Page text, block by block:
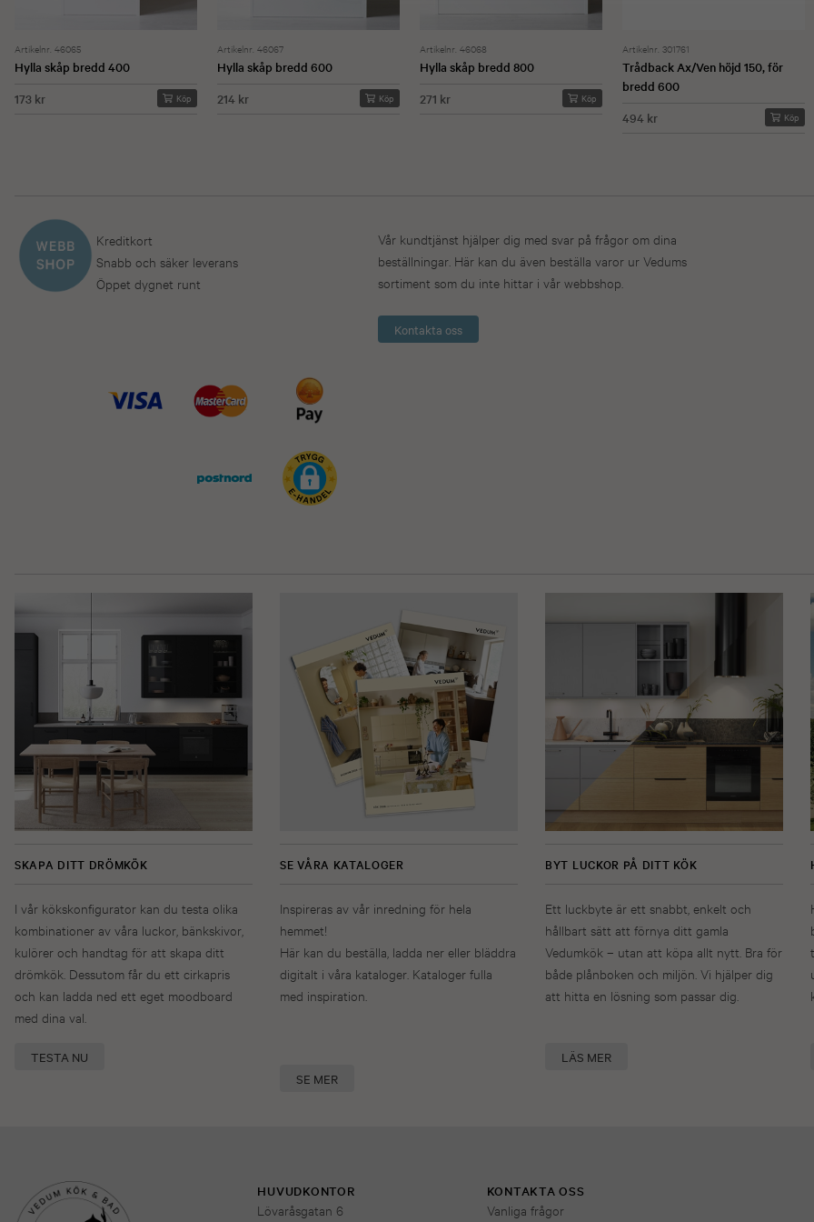
Artikelnr. 46065
Hylla skåp bredd 400
173 kr
Köp
Artikelnr. 46067
Hylla skåp bredd 600
214 kr
Köp
Artikelnr. 46068
Hylla skåp bredd 800
271 kr
Köp
Artikelnr. 301761
Trådback Ax/Ven höjd 150, för
bredd 600
494 kr
Köp
Kreditkort
Snabb och säker leverans
Öppet dygnet runt
Vår kundtjänst hjälper dig med svar på frågor om dina
beställningar. Här kan du även beställa varor ur Vedums
sortiment som du inte hittar i vår webbshop.
Kontakta oss
SKAPA DITT DRÖMKÖK
I vår kökskonfigurator kan du testa olika
kombinationer av våra luckor, bänkskivor,
kulörer och handtag för att skapa ditt
drömkök. Dessutom får du ett cirkapris
och kan ladda ned ett eget moodboard
med dina val.
TESTA NU
SE VÅRA KATALOGER
Inspireras av vår inredning för hela
hemmet!
Här kan du beställa, ladda ner eller bläddra
digitalt i våra kataloger. Kataloger fulla
med inspiration.
SE MER
BYT LUCKOR PÅ DITT KÖK
Ett luckbyte är ett snabbt, enkelt och
hållbart sätt att förnya ditt gamla
Vedumkök – utan att köpa allt nytt. Bra för
både plånboken och miljön. Vi hjälper dig
att hitta en lösning som passar dig.
LÄS MER
HUVUDKONTOR
Lövaråsgatan 6
KONTAKTA OSS
Vanliga frågor